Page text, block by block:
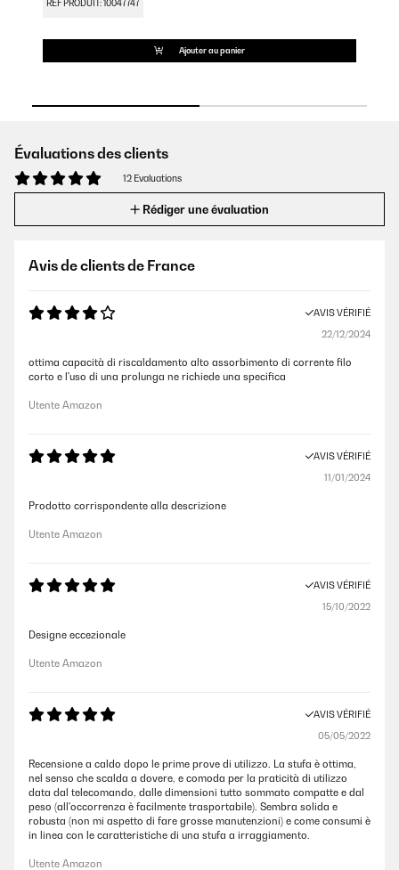
RÉF PRODUIT: 10047747
Ajouter au panier
Évaluations des clients
12 Evaluations
Rédiger une évaluation
Avis de clients de France
AVIS VÉRIFIÉ
22/12/2024
ottima capacità di riscaldamento alto assorbimento di corrente filo
corto e l'uso di una prolunga ne richiede una specifica
Utente Amazon
AVIS VÉRIFIÉ
11/01/2024
Prodotto corrispondente alla descrizione
Utente Amazon
AVIS VÉRIFIÉ
15/10/2022
Designe eccezionale
Utente Amazon
AVIS VÉRIFIÉ
05/05/2022
Recensione a caldo dopo le prime prove di utilizzo. La stufa è ottima,
nel senso che scalda a dovere, e comoda per la praticità di utilizzo
data dal telecomando, dalle dimensioni tutto sommato compatte e dal
peso (all'occorrenza è facilmente trasportabile). Sembra solida e
robusta (non mi aspetto di fare grosse manutenzioni) e come consumi è
in linea con le caratteristiche di una stufa a irraggiamento.
Utente Amazon